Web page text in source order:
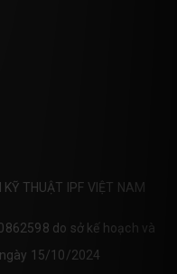
THUẬT IPF VIỆT NAM
do sở kế hoạch và
15/10/2024